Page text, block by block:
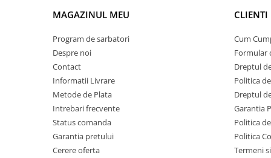
Multimetre Portabile
Termometre
Multimetre de Banc
Accesorii instrumente de masura
Camere Termice
MAGAZINUL MEU
Program de sarbatori
Despre noi
Contact
Informatii Livrare
Metode de Plata
Intrebari frecvente
Status comanda
Garantia pretului
Cerere oferta
CLIENTI
Cum
Formular
Dreptul
Politica
Dreptul
Garantia
Politica
Politica
Termeni